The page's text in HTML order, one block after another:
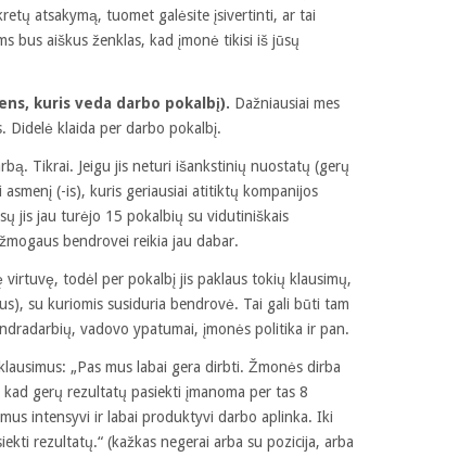
atsakymą, tuomet galėsite įsivertinti, ar tai
bus aiškus ženklas, kad įmonė tikisi iš jūsų
kuris veda darbo pokalbį). Dažniausiai mes
Didelė klaida per darbo pokalbį.
Tikrai. Jeigu jis neturi išankstinių nuostatų (gerų
(-is), kuris geriausiai atitiktų kompanijos
jis jau turėjo 15 pokalbių su vidutiniškais
bendrovei reikia jau dabar.
todėl per pokalbį jis paklaus tokių klausimų,
su kuriomis susiduria bendrovė. Tai gali būti tam
vadovo ypatumai, įmonės politika ir pan.
„Pas mus labai gera dirbti. Žmonės dirba
gerų rezultatų pasiekti įmanoma per tas 8
intensyvi ir labai produktyvi darbo aplinka. Iki
rezultatų.“ (kažkas negerai arba su pozicija, arba